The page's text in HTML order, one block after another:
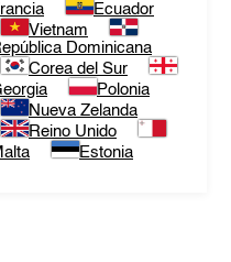
Ecuador
Vietnam
Dominicana
Corea del Sur
Polonia
Nueva Zelanda
Reino Unido
Estonia